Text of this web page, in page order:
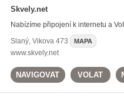
Skvely.net
Nabízíme připojení k internetu a
Slaný, Vikova 473 MAPA
www.skvely.net
NAVIGOVAT VOLAT